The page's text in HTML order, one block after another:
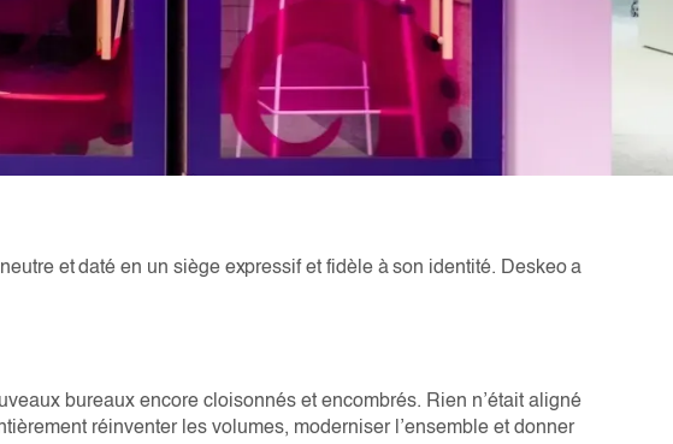
et daté en un siège expressif et fidèle à son identité. Deskeo a
bureaux encore cloisonnés et encombrés. Rien n’était aligné
réinventer les volumes, moderniser l’ensemble et donner